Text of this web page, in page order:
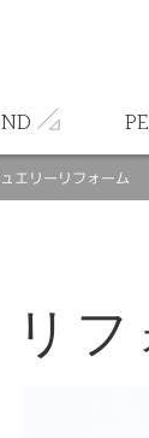
エリーリフォーム
リ